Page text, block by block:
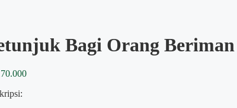
Bagi Orang Beriman